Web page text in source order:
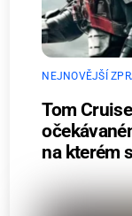
NEJNOVĚJŠÍ
Tom
na kterém